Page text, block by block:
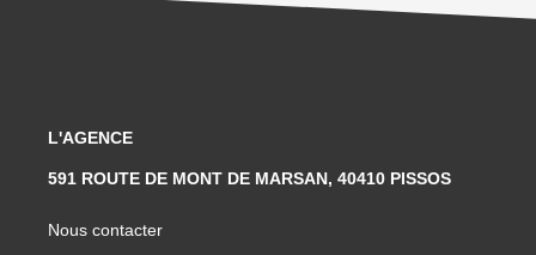
L'AGENCE
591 ROUTE DE MONT DE MARSAN, 40410 PISSOS
Nous contacter